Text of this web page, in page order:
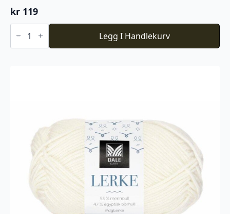
kr 119
Du
Store
Faerytale
Legg I Handlekurv